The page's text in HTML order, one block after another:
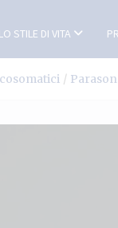
STILE DI VITA